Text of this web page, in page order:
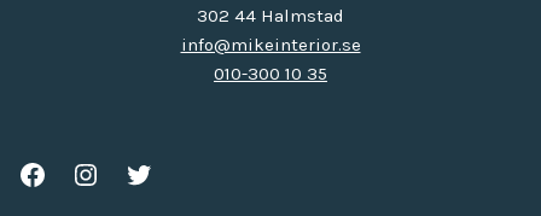
302 44 Halmstad
info@mikeinterior.se
010-300 10 35